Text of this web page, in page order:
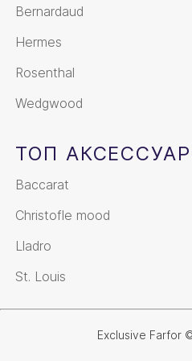
Bernardaud
Hermes
Rosenthal
Wedgwood
ТОП
Baccarat
Christofle mood
Lladro
St. Louis
Exclusive Farfor